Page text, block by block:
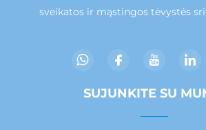
sveikatos ir mąstingos tėvystės
SUJUNKITE SU